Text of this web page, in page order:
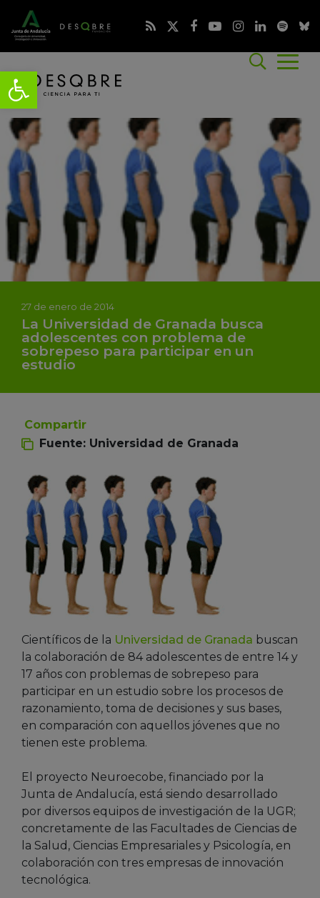
27 de enero de 2014
La Universidad de Granada busca
adolescentes con problema de
sobrepeso para participar en un
estudio
Compartir
Fuente: Universidad de Granada
Científicos de la Universidad de Granada buscan
la colaboración de 84 adolescentes de entre 14 y
17 años con problemas de sobrepeso para
participar en un estudio sobre los procesos de
razonamiento, toma de decisiones y sus bases,
en comparación con aquellos jóvenes que no
tienen este problema.
El proyecto Neuroecobe, financiado por la
Junta de Andalucía, está siendo desarrollado
por diversos equipos de investigación de la UGR;
concretamente de las Facultades de Ciencias de
la Salud, Ciencias Empresariales y Psicología, en
colaboración con tres empresas de innovación
tecnológica.